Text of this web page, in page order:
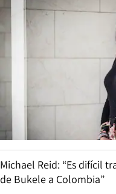
Michael Reid: “Es difícil
de Bukele a Colombia”